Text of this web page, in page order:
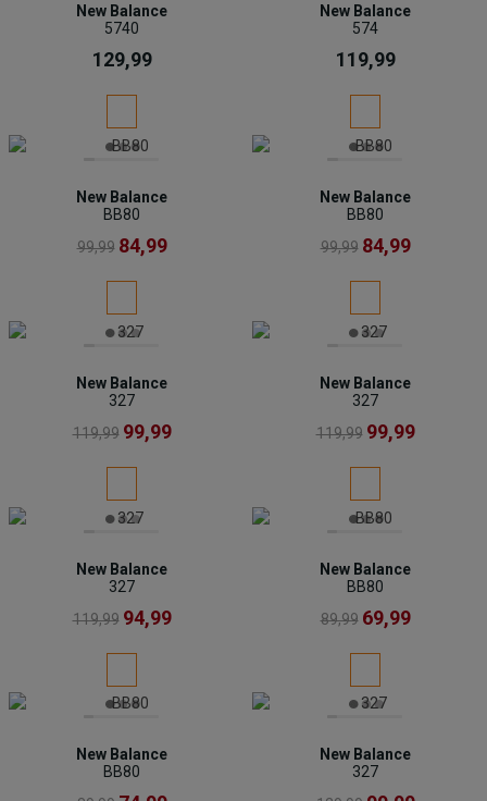
New Balance
5740
129,99
New Balance
574
119,99
New Balance
BB80
99,99 84,99
New Balance
BB80
99,99 84,99
New Balance
327
119,99 99,99
New Balance
327
119,99 99,99
New Balance
327
119,99 94,99
New Balance
BB80
89,99 69,99
New Balance
BB80
New Balance
327